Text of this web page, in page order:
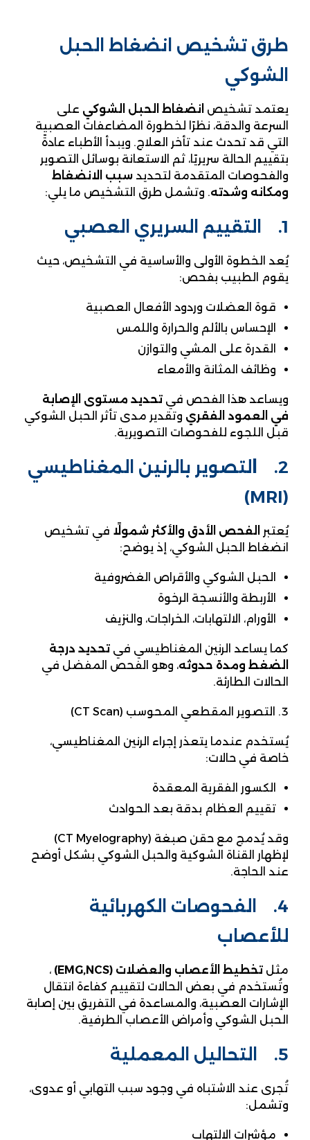
طرق تشخيص انضغاط الحبل
الشوكي
يعتمد تشخيص انضغاط الحبل الشوكي على
السرعة والدقة، نظرًا لخطورة المضاعفات العصبية
التي قد تحدث عند تأخر العلاج. ويبدأ الأطباء عادةً
بتقييم الحالة سريريًا، ثم الاستعانة بوسائل التصوير
والفحوصات المتقدمة لتحديدسبب الانضغاط
ومكانه وشدته. وتشمل طرق التشخيص ما يلي:
1. التقييم السريري العصبي
يُعد الخطوة الأولى والأساسية في التشخيص، حيث
يقوم الطبيب بفحص:
قوة العضلات وردود الأفعال العصبية
الإحساس بالألم والحرارة واللمس
القدرة على المشي والتوازن
وظائف المثانة والأمعاء
ويساعد هذا الفحص فيتحديد مستوى الإصابة
في العمود الفقري وتقدير مدى تأثر الحبل الشوكي
قبل اللجوء للفحوصات التصويرية.
2.
لتصوير بالرنين المغناطيسي
(MRI)
يُعتبر الفحص الأدق والأكثر شمولًا في تشخيص
انضغاط الحبل الشوكي، إذ يوضح:
الحبل الشوكي والأقراص الغضروفية
الأربطة والأنسجة الرخوة
الأورام، الالتهابات، الخراجات، والنزيف
كما يساعد الرنين المغناطيسي فيتحديد درجة
الضغط ومدة حدوثه، وهو الفحص المفضل في
الحالات الطارئة.
التصوير المقطعي المحوسب (CT Scan)
يُستخدم عندما يتعذر إجراء الرنين المغناطيسي،
خاصة في حالات:
الكسور الفقرية المعقدة
تقييم العظام بدقة بعد الحوادث
وقد يُدمج مع حقن صبغة (CT Myelography)
لإظهار القناة الشوكية والحبل الشوكي بشكل أوضح
عند الحاجة.
4. الفحوصات الكهربائية
للأعصاب
مثلتخطيط الأعصاب والعضلات (EMG,NCS)
،
وتُستخدم في بعض الحالات لتقييم كفاءة انتقال
الإشارات العصبية، والمساعدة في التفريق بين إصابة
الحبل الشوكي وأمراض الأعصاب الطرفية.
5. التحاليل المعملية
تُجرى عند الاشتباه في وجود سبب التهابي أو عدوى،
وتشمل:
مؤشرات الالتهاب